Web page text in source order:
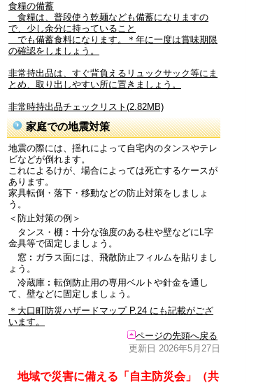
食糧の備蓄
食糧は、普段使う乾麺なども備蓄になりますの
で、少し余分に持っていること
でも備蓄食料になります。＊年に一度は賞味期限
の確認をしましょう。
非常持出品は、すぐ背負えるリュックサック等にま
とめ、取り出しやすい所に置きましょう。
非常時持出品チェックリスト(2.82MB)
家庭での地震対策
地震の際には、揺れによって自宅内のタンスやテレ
ビなどが倒れます。
これによるけが、場合によっては死亡するケースが
あります。
家具転倒・落下・移動などの防止対策をしましょ
う。
＜防止対策の例＞
タンス・棚︰十分な強度のある柱や壁などにL字
金具等で固定しましょう。
窓︰ガラス面には、飛散防止フィルムを貼りまし
ょう。
冷蔵庫︰転倒防止用の専用ベルトや針金を通し
て、壁などに固定しましょう。
＊大口町防災ハザードマップ P.24 にも記載がござ
います。
ページの先頭へ戻る
更新日 2026年5月27日
地域で災害に備える「自主防災会」（共